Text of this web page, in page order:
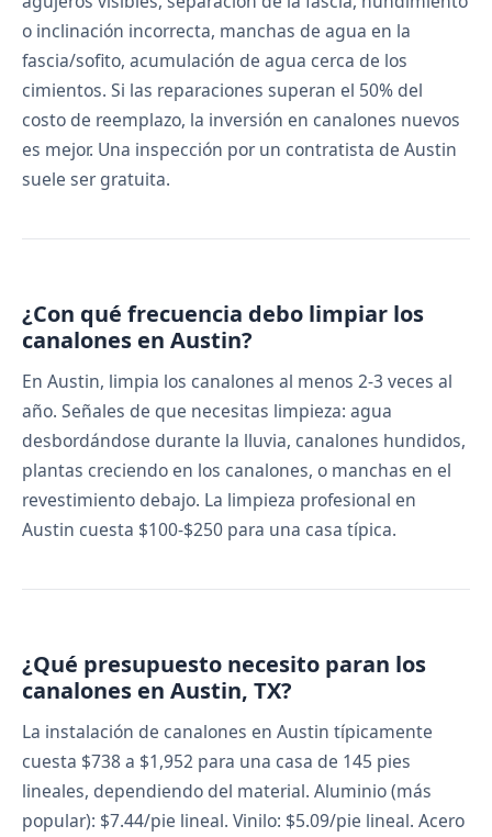
o inclinación incorrecta, manchas de agua en la
fascia/sofito, acumulación de agua cerca de los
cimientos. Si las reparaciones superan el 50% del
costo de reemplazo, la inversión en canalones nuevos
es mejor. Una inspección por un contratista de Austin
suele ser gratuita.
¿Con qué frecuencia debo limpiar los
canalones en Austin?
En Austin, limpia los canalones al menos 2-3 veces al
año. Señales de que necesitas limpieza: agua
desbordándose durante la lluvia, canalones hundidos,
plantas creciendo en los canalones, o manchas en el
revestimiento debajo. La limpieza profesional en
Austin cuesta $100-$250 para una casa típica.
¿Qué presupuesto necesito paran los
canalones en Austin, TX?
La instalación de canalones en Austin típicamente
cuesta $738 a $1,952 para una casa de 145 pies
lineales, dependiendo del material. Aluminio (más
popular): $7.44/pie lineal. Vinilo: $5.09/pie lineal. Acero